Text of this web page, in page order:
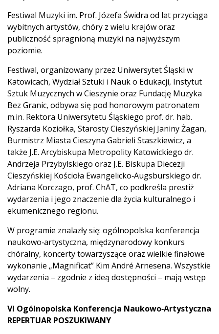
Festiwal Muzyki im. Prof. Józefa Świdra od lat przyciąga
wybitnych artystów, chóry z wielu krajów oraz
publiczność spragnioną muzyki na najwyższym
poziomie.
Festiwal, organizowany przez Uniwersytet Śląski w
Katowicach, Wydział Sztuki i Nauk o Edukacji, Instytut
Sztuk Muzycznych w Cieszynie oraz Fundację Muzyka
Bez Granic, odbywa się pod honorowym patronatem
m.in. Rektora Uniwersytetu Śląskiego prof. dr. hab.
Ryszarda Koziołka, Starosty Cieszyńskiej Janiny Żagan,
Burmistrz Miasta Cieszyna Gabrieli Staszkiewicz, a
także J.E. Arcybiskupa Metropolity Katowickiego dr.
Andrzeja Przybylskiego oraz J.E. Biskupa Diecezji
Cieszyńskiej Kościoła Ewangelicko‑Augsburskiego dr.
Adriana Korczago, prof. ChAT, co podkreśla prestiż
wydarzenia i jego znaczenie dla życia kulturalnego i
ekumenicznego regionu.
W programie znalazły się: ogólnopolska konferencja
naukowo‑artystyczna, międzynarodowy konkurs
chóralny, koncerty towarzyszące oraz wielkie finałowe
wykonanie „Magnificat” Kim André Arnesena. Wszystkie
wydarzenia – zgodnie z ideą dostępności – mają wstęp
wolny.
VI Ogólnopolska Konferencja Naukowo‑Artystyczna
REPERTUAR POSZUKIWANY